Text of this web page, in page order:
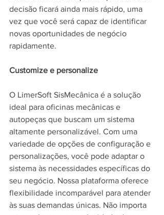
decisão ficará ainda mais rápido, uma
vez que você será capaz de identificar
novas oportunidades de negócio
rapidamente.
Customize e personalize
O LimerSoft SisMecânica é a solução
ideal para oficinas mecânicas e
autopeças que buscam um sistema
altamente personalizável. Com uma
variedade de opções de configuração e
personalizações, você pode adaptar o
sistema às necessidades específicas do
seu negócio. Nossa plataforma oferece
flexibilidade incomparável para atender
às suas demandas únicas. Não importa